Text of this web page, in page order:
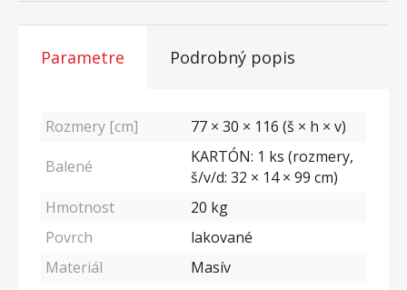
Parametre Podrobný popis
Rozmery [cm]
77 × 30 × 116 (š × h × v)
Balené
KARTÓN: 1 ks (rozmery,
š/v/d: 32 × 14 × 99 cm)
Hmotnost
20 kg
Povrch
lakované
Materiál
Masív